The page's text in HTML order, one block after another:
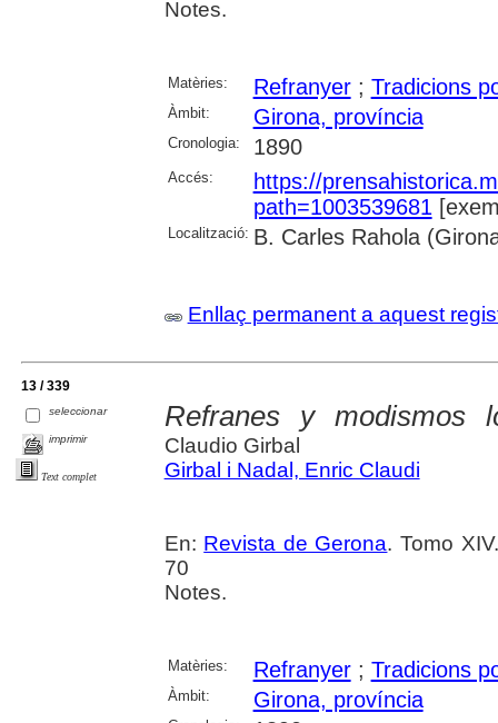
Notes.
Matèries: Refranyer; Tradicions
Àmbit: Girona, província
Cronologia: 1890
Accés:
https://
path=1003539681
Localització: B. Carles Rahola
Enllaç permanent a aquest
13 / 339
seleccionar
imprimir
Text complet
Refranes y modismos
Claudio Girbal
Girbal i Nadal, Enric Claudi
En: Revista de Gerona. Tomo
70
Notes.
Matèries: Refranyer; Tradicions
Àmbit: Girona, província